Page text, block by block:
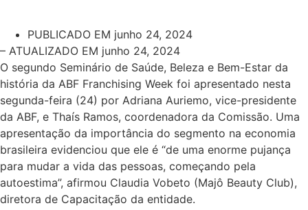
PUBLICADO EM junho 24, 2024
– ATUALIZADO EM junho 24, 2024
O segundo Seminário de Saúde, Beleza e Bem-Estar da
história da ABF Franchising Week foi apresentado nesta
segunda-feira (24) por Adriana Auriemo, vice-presidente
da ABF, e Thaís Ramos, coordenadora da Comissão. Uma
apresentação da importância do segmento na economia
brasileira evidenciou que ele é “de uma enorme pujança
para mudar a vida das pessoas, começando pela
autoestima”, afirmou Claudia Vobeto (Majô Beauty Club),
diretora de Capacitação da entidade.